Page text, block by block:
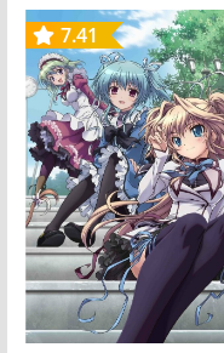
7.41